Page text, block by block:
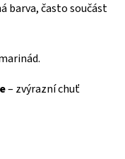
barva, často součást
– zvýrazní chuť